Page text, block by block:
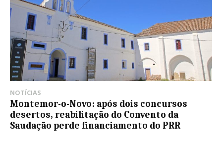
NOTÍCIAS
Montemor-o-Novo: após dois concursos
desertos, reabilitação do Convento da
Saudação perde financiamento do PRR